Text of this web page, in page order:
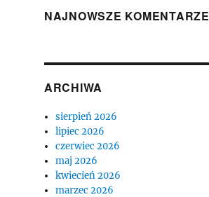
NAJNOWSZE KOMENTARZE
ARCHIWA
sierpień 2026
lipiec 2026
czerwiec 2026
maj 2026
kwiecień 2026
marzec 2026